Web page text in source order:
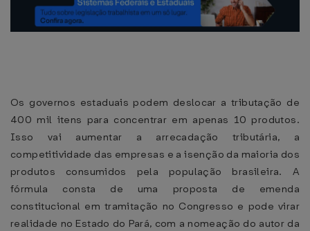
Os governos estaduais podem deslocar a tributação de
400 mil itens para concentrar em apenas 10 produtos.
Isso vai aumentar a arrecadação tributária, a
competitividade das empresas e a isenção da maioria dos
produtos consumidos pela população brasileira. A
fórmula consta de uma proposta de emenda
constitucional em tramitação no Congresso e pode virar
realidade no Estado do Pará, com a nomeação do autor da